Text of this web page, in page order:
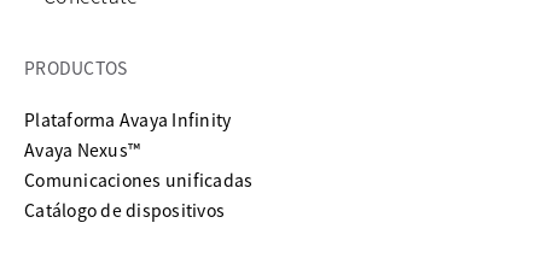
PRODUCTOS
Plataforma Avaya Infinity
Avaya Nexus™
Comunicaciones unificadas
Catálogo de dispositivos